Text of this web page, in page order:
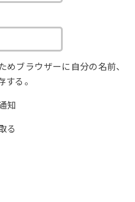
めブラウザーに自分の名前、
する。
知
る